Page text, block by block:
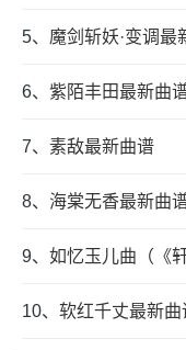
5、 魔剑斩妖·变调最
6、 紫陌丰田最新曲
7、 素敌最新曲谱
8、 海棠无香最新曲
9、 如忆玉儿曲（《
曲谱
10、 软红千丈最新曲